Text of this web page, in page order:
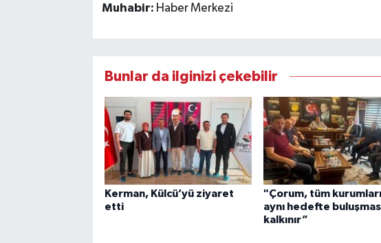
Muhabir: Haber Merkezi
Bunlar da ilginizi çekebilir
Kerman, Külcü’yü ziyaret
etti
"Çorum, tüm
aynı hedefte
kalkınır”